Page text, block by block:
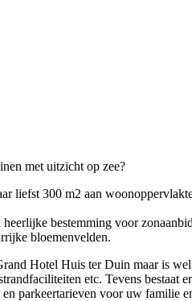
met uitzicht op zee?
liefst 300 m2 aan
bestemming voor
bloemenvelden.
Hotel Huis ter Duin maar is
etc. Tevens
parkeertarieven voor uw familie